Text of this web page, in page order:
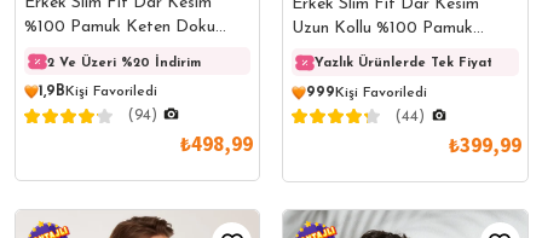
%100 Pamuk Keten Doku
Düğmeli Yaka Indigo Gömlek
2 Ve Üzeri %20 İndirim 2 Ve Üzeri %20 İndirim
1,9BKişi Favoriledi
(94)
₺498,99
Erkek Slim Fit Dar Kesim
Uzun Kollu %100 Pamuk
Keten Doku Düğmeli Yaka
Çizgili Mavi Gömlek
Yazlık Ürünlerde Tek Fiyat
999 Kişi Favoriledi
(44)
₺399,99